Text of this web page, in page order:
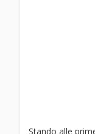
Stando alle